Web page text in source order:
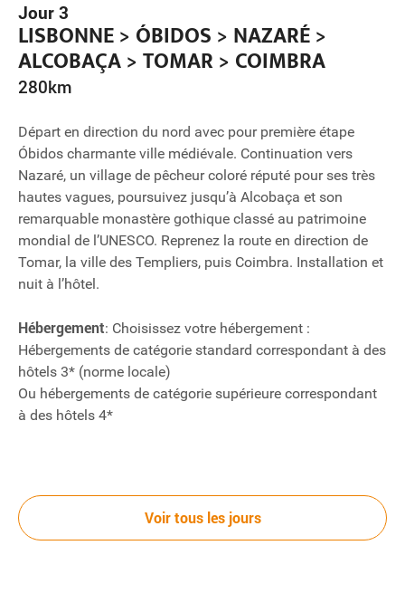
Jour 3
LISBONNE > ÓBIDOS > NAZARÉ >
ALCOBAÇA > TOMAR > COIMBRA
280km
Départ en direction du nord avec pour première étape
Óbidos charmante ville médiévale. Continuation vers
Nazaré, un village de pêcheur coloré réputé pour ses très
hautes vagues, poursuivez jusqu’à Alcobaça et son
remarquable monastère gothique classé au patrimoine
mondial de l’UNESCO. Reprenez la route en direction de
Tomar, la ville des Templiers, puis Coimbra. Installation et
nuit à l’hôtel.
Hébergement: Choisissez votre hébergement :
Hébergements de catégorie standard correspondant à des
hôtels 3* (norme locale)
Ou hébergements de catégorie supérieure correspondant
à des hôtels 4*
COIMBRA Voir tous les jours